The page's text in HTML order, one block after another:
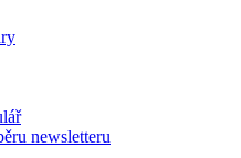
newsletteru